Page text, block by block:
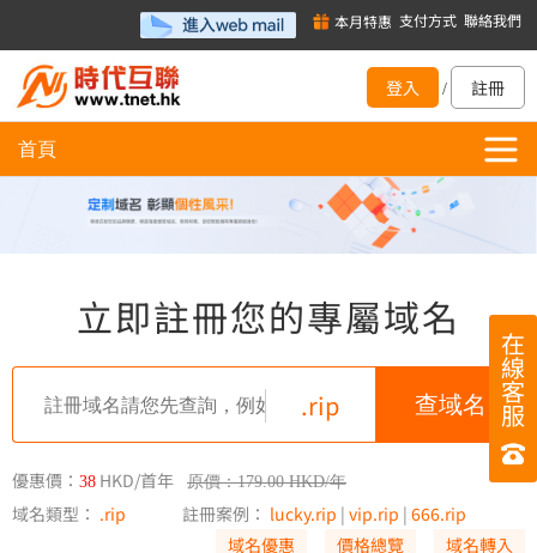
本月特惠 支付方式 聯絡我們
登入 / 註冊
在
線
客
服
首頁
立即註冊您的專屬域名
.rip
優惠價： 38 HKD/首年 原價：179.00 HKD/年
域名類型： .rip 註冊案例： lucky.rip | vip.rip | 666.rip
域名優惠
價格總覽 域名轉入